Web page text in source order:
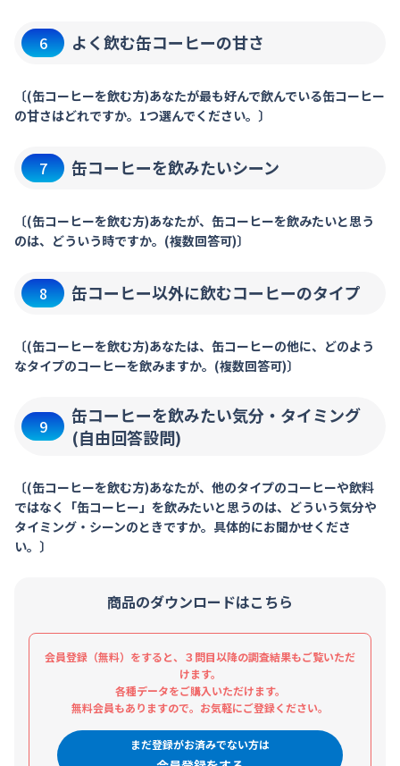
6 よく飲む缶コーヒーの甘さ
〔(缶コーヒーを飲む方)あなたが最も好んで飲んでいる缶コーヒー
の甘さはどれですか。1つ選んでください。〕
7 缶コーヒーを飲みたいシーン
〔(缶コーヒーを飲む方)あなたが、缶コーヒーを飲みたいと思う
のは、どういう時ですか。(複数回答可)〕
8 缶コーヒー以外に飲むコーヒーのタイプ
〔(缶コーヒーを飲む方)あなたは、缶コーヒーの他に、どのよう
なタイプのコーヒーを飲みますか。(複数回答可)〕
9
缶コーヒーを飲みたい気分・タイミング
(自由回答設問)
〔(缶コーヒーを飲む方)あなたが、他のタイプのコーヒーや飲料
ではなく「缶コーヒー」を飲みたいと思うのは、どういう気分や
タイミング・シーンのときですか。具体的にお聞かせくださ
い。〕
商品のダウンロードはこちら
会員登録（無料）をすると、３問目以降の調査結果もご覧いただ
けます。
各種データをご購入いただけます。
無料会員もありますので。お気軽にご登録ください。
まだ登録がお済みでない方は